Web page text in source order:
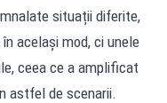
situații diferite,
același mod, ci unele
ceea ce a amplificat
astfel de scenarii.